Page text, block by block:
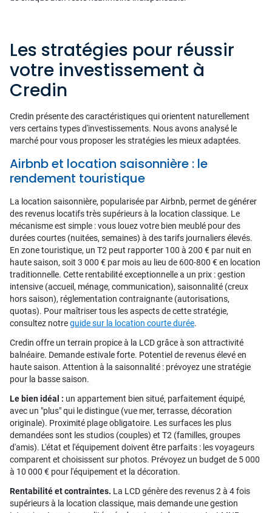
Les stratégies pour réussir
votre investissement à
Credin
Credin présente des caractéristiques qui orientent naturellement
vers certains types d'investissements. Nous avons analysé le
marché pour vous proposer les stratégies les mieux adaptées.
Airbnb et location saisonnière : le
rendement touristique
La location saisonnière, popularisée par Airbnb, permet de générer
des revenus locatifs très supérieurs à la location classique. Le
mécanisme est simple : vous louez votre bien meublé pour des
durées courtes (nuitées, semaines) à des tarifs journaliers élevés.
En zone touristique, un T2 peut rapporter 100 à 200 € par nuit en
haute saison, soit 3 000 € par mois au lieu de 600-800 € en location
traditionnelle. Cette rentabilité exceptionnelle a un prix : gestion
intensive (accueil, ménage, communication), saisonnalité (creux
hors saison), réglementation contraignante (autorisations,
quotas). Pour maîtriser tous les aspects de cette stratégie,
consultez notreguide sur la location courte durée.
Credin offre un terrain propice à la LCD grâce à son attractivité
balnéaire. Demande estivale forte. Potentiel de revenus élevé en
haute saison. Attention à la saisonnalité : prévoyez une stratégie
pour la basse saison.
Le bien idéal : un appartement bien situé, parfaitement équipé,
avec un "plus" qui le distingue (vue mer, terrasse, décoration
originale). Proximité plage obligatoire. Les surfaces les plus
demandées sont les studios (couples) et T2 (familles, groupes
d'amis). L'état et l'équipement doivent être parfaits : les voyageurs
comparent et choisissent sur photos. Prévoyez un budget de 5 000
à 10 000 € pour l'équipement et la décoration.
Rentabilité et contraintes. La LCD génère des revenus 2 à 4 fois
supérieurs à la location classique, mais demande une gestion